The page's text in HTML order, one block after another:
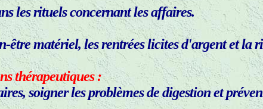
les rituels concernant les affaires.
être matériel, les rentrées licites d'argent et la
thérapeutiques :
soigner les problèmes de digestion et